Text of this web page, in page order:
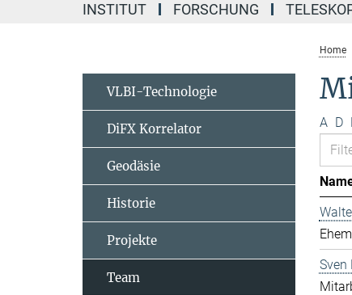
INSTITUT FORSCHUNG
Home
A D
Sven
VLBI-Technologie
DiFX Korrelator
Geodäsie
Historie
Projekte
Team